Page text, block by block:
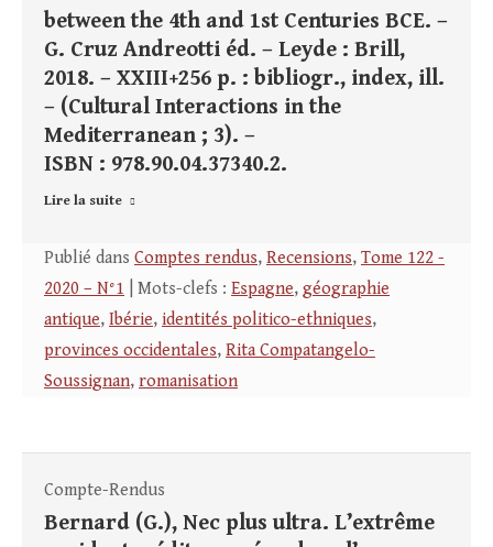
between the 4th and 1st Centuries BCE. –
G. Cruz Andreotti éd. – Leyde : Brill,
2018. – XXIII+256 p. : bibliogr., index, ill.
– (Cultural Interactions in the
Mediterranean ; 3). –
ISBN : 978.90.04.37340.2.
Lire la suite
Publié dans Comptes rendus, Recensions, Tome 122 -
2020 – N°1 | Mots-clefs : Espagne, géographie
antique, Ibérie, identités politico-ethniques,
provinces occidentales, Rita Compatangelo-
Soussignan, romanisation
Compte-Rendus
Bernard (G.), Nec plus ultra. L’extrême